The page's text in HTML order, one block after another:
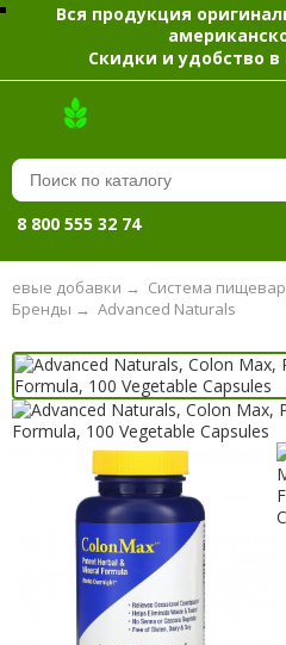
Вся продукция
Скидки и удобство
8 800 555 32 74
добавки → Система
Advanced Naturals
Бренды →